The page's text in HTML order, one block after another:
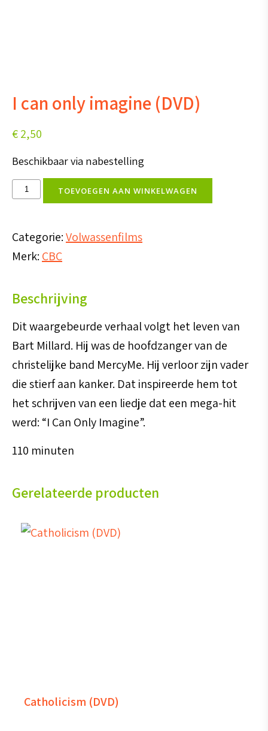
I can only imagine (DVD)
€2,50
Beschikbaar via nabestelling
imagine
(DVD)
TOEVOEGEN AAN WINKELWAGEN
Categorie:Volwassenfilms
Merk: CBC
Beschrijving
Dit waargebeurde verhaal volgt het leven van
Bart Millard. Hij was de hoofdzanger van de
christelijke band MercyMe. Hij verloor zijn vader
die stierf aan kanker. Dat inspireerde hem tot
het schrijven van een liedje dat een mega-hit
werd: “I Can Only Imagine”.
110 minuten
Gerelateerde producten
Catholicism (DVD)